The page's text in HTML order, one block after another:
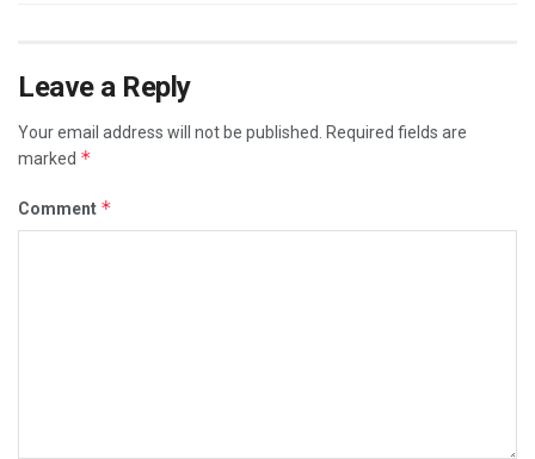
Leave a Reply
Your email address will not be published.
Required fields are
marked *
Comment *